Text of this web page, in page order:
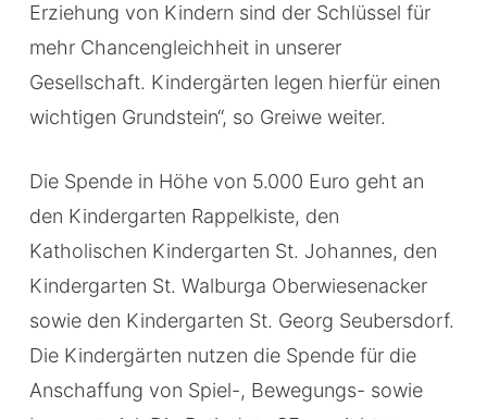
Erziehung von Kindern sind der Schlüssel für
mehr Chancengleichheit in unserer
Gesellschaft. Kindergärten legen hierfür einen
wichtigen Grundstein“, so Greiwe weiter.
Die Spende in Höhe von 5.000 Euro geht an
den Kindergarten Rappelkiste, den
Katholischen Kindergarten St. Johannes, den
Kindergarten St. Walburga Oberwiesenacker
sowie den Kindergarten St. Georg Seubersdorf.
Die Kindergärten nutzen die Spende für die
Anschaffung von Spiel-, Bewegungs- sowie